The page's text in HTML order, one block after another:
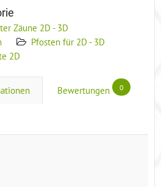
Zäune 2D - 3D
Pfosten für 2D - 3D
2D
Bewertungen 0